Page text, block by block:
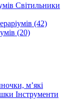
Світильники
(42)
(20)
м’які
Інструменти